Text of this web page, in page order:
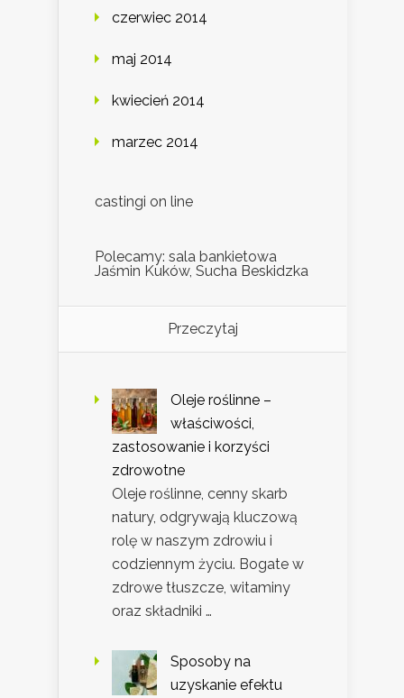
czerwiec 2014
maj 2014
kwiecień 2014
marzec 2014
castingi on line
Polecamy: sala bankietowa
Jaśmin Kuków, Sucha Beskidzka
Przeczytaj
Oleje roślinne –
właściwości,
zastosowanie i korzyści
zdrowotne
Oleje roślinne, cenny skarb
natury, odgrywają kluczową
rolę w naszym zdrowiu i
codziennym życiu. Bogate w
zdrowe tłuszcze, witaminy
oraz składniki …
Sposoby na
uzyskanie efektu